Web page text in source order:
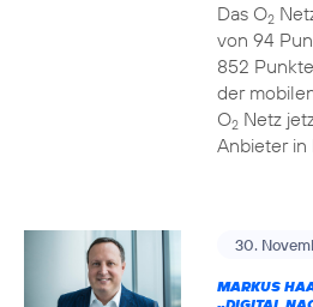
Das O2
von 94
852
der
O2Netz
Anbieter in
30.
MARKUS